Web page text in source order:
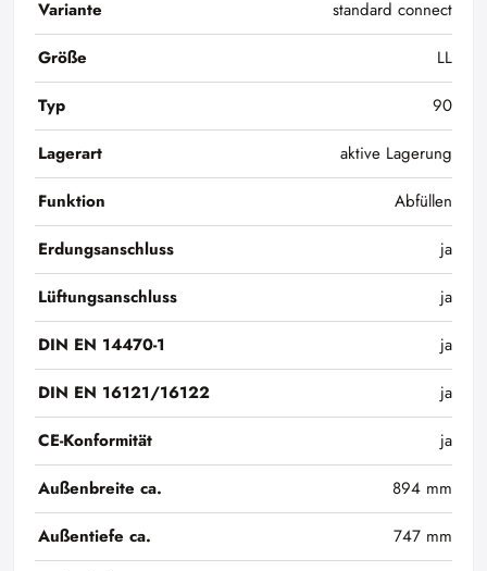
Variante
standard connect
Größe
LL
Typ
90
Lagerart
aktive Lagerung
Funktion
Abfüllen
Erdungsanschluss
ja
Lüftungsanschluss
ja
DIN EN 14470-1
ja
DIN EN 16121/16122
ja
CE-Konformität
ja
Außenbreite ca.
894 mm
Außentiefe ca.
747 mm